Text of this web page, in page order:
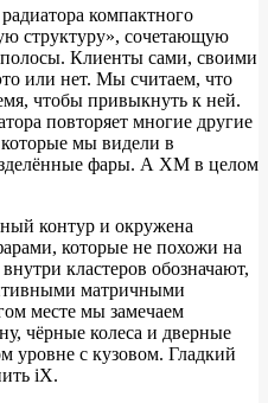
компактного
структуру», сочетающую
Клиенты сами, своими
или нет. Мы считаем, что
чтобы привыкнуть к ней.
повторяет многие другие
мы видели в
фары. А XM в целом
контур и окружена
которые не похожи на
кластеров обозначают,
матричными
месте мы замечаем
чёрные колеса и дверные
уровне с кузовом. Гладкий
iX.